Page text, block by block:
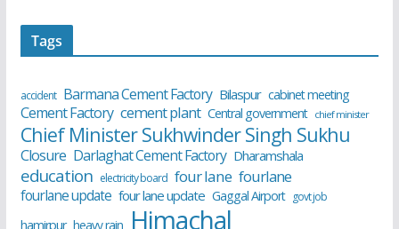
Tags
accident Barmana Cement Factory Bilaspur cabinet meeting
Cement Factory cement plant Central government chief minister
Chief Minister Sukhwinder Singh Sukhu
Closure Darlaghat Cement Factory Dharamshala
education electricity board four lane fourlane
fourlane update four lane update Gaggal Airport govt job
hamirpur heavy rain Himachal